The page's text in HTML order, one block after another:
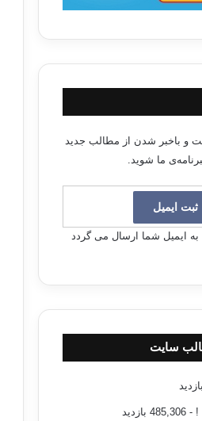
و باخبر شدن از مطالب جدید
ما شوید.
به ایمیل شما ارسال می گردد
سایت
! - 485,306 بازدید